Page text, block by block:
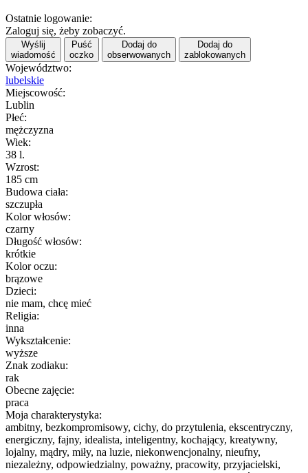
Ostatnie logowanie:
Zaloguj się, żeby zobaczyć.
Wyślij
wiadomość
Puść
oczko
Dodaj do
obserwowanych
Dodaj do
zablokowanych
Województwo:
lubelskie
Miejscowość:
Lublin
Płeć:
mężczyzna
Wiek:
38 l.
Wzrost:
185 cm
Budowa ciała:
szczupła
Kolor włosów:
czarny
Długość włosów:
krótkie
Kolor oczu:
brązowe
Dzieci:
nie mam, chcę mieć
Religia:
inna
Wykształcenie:
wyższe
Znak zodiaku:
rak
Obecne zajęcie:
praca
Moja charakterystyka:
ambitny, bezkompromisowy, cichy, do przytulenia, ekscentryczny,
energiczny, fajny, idealista, inteligentny, kochający, kreatywny,
lojalny, mądry, miły, na luzie, niekonwencjonalny, nieufny,
niezależny, odpowiedzialny, poważny, pracowity, przyjacielski,